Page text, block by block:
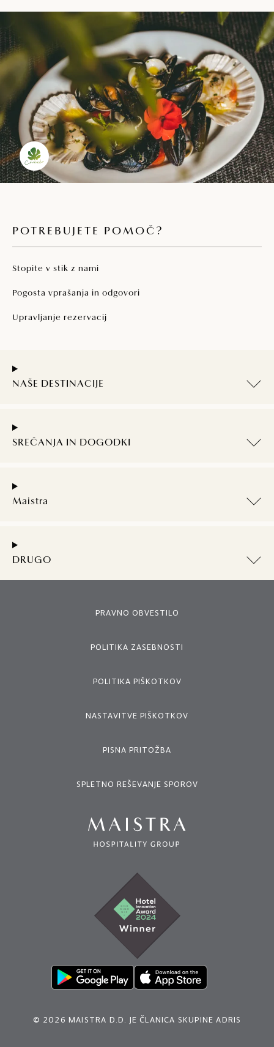
POTREBUJETE POMOČ?
Stopite v stik z nami
Pogosta vprašanja in odgovori
Upravljanje rezervacij
NAŠE DESTINACIJE
SREČANJA IN DOGODKI
Maistra
DRUGO
PRAVNO OBVESTILO
POLITIKA ZASEBNOSTI
POLITIKA PIŠKOTKOV
NASTAVITVE PIŠKOTKOV
PISNA PRITOŽBA
SPLETNO REŠEVANJE SPOROV
© 2026 MAISTRA D.D. JE ČLANICA SKUPINE ADRIS